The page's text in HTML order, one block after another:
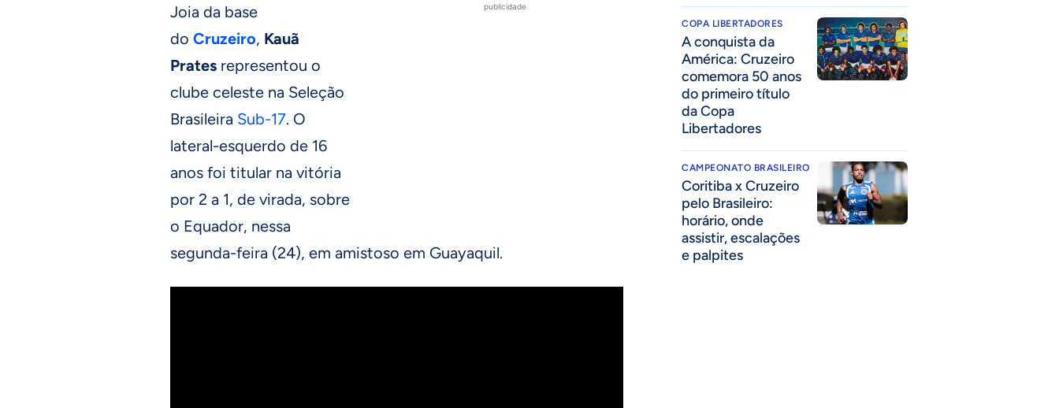
publicidade
Joia da base
do Cruzeiro, Kauã
Prates representou o
clube celeste na Seleção
Brasileira Sub-17. O
lateral-esquerdo de 16
anos foi titular na vitória
por 2 a 1, de virada, sobre
o Equador, nessa
segunda-feira (24), em amistoso em Guayaquil.
COPA LIBERTADORES
A conquista da
América: Cruzeiro
comemora 50 anos
do primeiro título
da Copa
Libertadores
CAMPEONATO BRASILEIRO
Coritiba x Cruzeiro
pelo Brasileiro:
horário, onde
assistir, escalações
e palpites